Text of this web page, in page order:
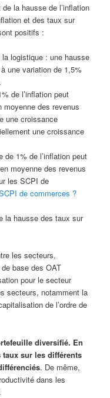
la hausse de l’inflation
et des taux sur
positifs :
logistique : une hausse
une variation de 1,5%
de l’inflation peut
moyenne des revenus
une croissance
une croissance
1% de l’inflation peut
moyenne des revenus
les SCPI de
de commerces ?
la hausse des taux sur
les secteurs,
base des OAT
pour le secteur
secteurs, notamment la
de l’ordre de
diversifié. En
taux sur les différents
. De même,
dans les